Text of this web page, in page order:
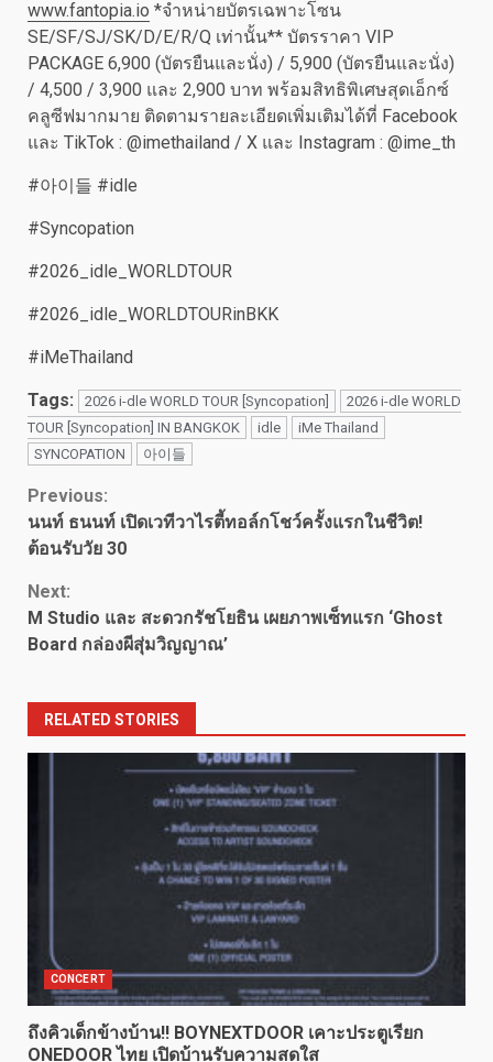
www.fantopia.io *จำหน่ายบัตรเฉพาะโซน
SE/SF/SJ/SK/D/E/R/Q เท่านั้น** บัตรราคา VIP
PACKAGE 6,900 (บัตรยืนและนั่ง) / 5,900 (บัตรยืนและนั่ง)
/ 4,500 / 3,900 และ 2,900 บาท พร้อมสิทธิพิเศษสุดเอ็กซ์
คลูซีฟมากมาย ติดตามรายละเอียดเพิ่มเติมได้ที่ Facebook
และ TikTok : @imethailand / X และ Instagram : @ime_th
#아이들 #idle
#Syncopation
#2026_idle_WORLDTOUR
#2026_idle_WORLDTOURinBKK
#iMeThailand
Tags: 2026 i-dle WORLD TOUR [Syncopation]
2026 i-dle WORLD
TOUR [Syncopation] IN BANGKOK
idle
iMe Thailand
SYNCOPATION
아이들
Continue
Reading
Previous:
นนท์ ธนนท์ เปิดเวทีวาไรตี้ทอล์กโชว์ครั้งแรกในชีวิต!
ต้อนรับวัย 30
Next:
M Studio และ สะดวกรัชโยธิน เผยภาพเซ็ทแรก ‘Ghost
Board กล่องผีสุ่มวิญญาณ’
RELATED STORIES
CONCERT
ถึงคิวเด็กข้างบ้าน!! BOYNEXTDOOR เคาะประตูเรียก
ONEDOOR ไทย เปิดบ้านรับความสดใส